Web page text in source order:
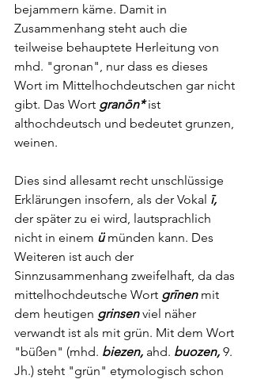
bejammern käme. Damit in
Zusammenhang steht auch die
teilweise behauptete Herleitung von
mhd. "gronan", nur dass es dieses
Wort im Mittelhochdeutschen gar nicht
gibt. Das Wort granōn* ist
althochdeutsch und bedeutet grunzen,
weinen.
Dies sind allesamt recht unschlüssige
Erklärungen insofern, als der Vokal ī,
der später zu ei wird, lautsprachlich
nicht in einem ü münden kann. Des
Weiteren ist auch der
Sinnzusammenhang zweifelhaft, da das
mittelhochdeutsche Wort grīnen mit
dem heutigen grinsen viel näher
verwandt ist als mit grün. Mit dem Wort
"büßen" (mhd. biezen, ahd. buozen, 9.
Jh.) steht "grün" etymologisch schon